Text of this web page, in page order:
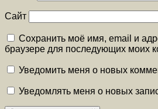
Сайт
Сохранить моё имя, email и
браузере для последующих моих
Уведомить меня о новых
Уведомлять меня о новых